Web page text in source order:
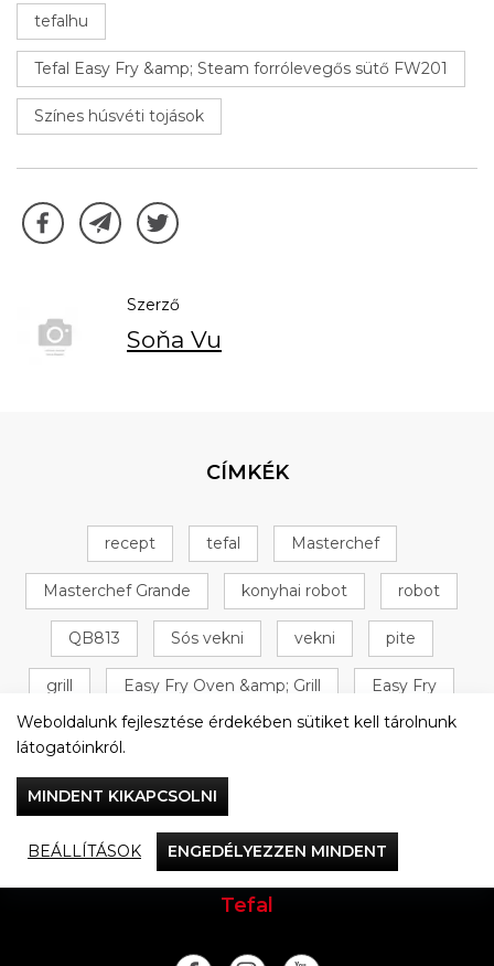
tefalhu
Tefal Easy Fry &amp; Steam forrólevegős sütő FW201
Színes húsvéti tojások
Szerző
Soňa Vu
CÍMKÉK
recept tefal Masterchef
Masterchef Grande konyhai robot robot
QB813 Sós vekni vekni pite
grill Easy Fry Oven &amp; Grill Easy Fry
Oven &amp; Grill + 16 következő
Vacsorázzunk együtt
Tefal
Weboldalunk fejlesztése érdekében sütiket kell tárolnunk
látogatóinkról.
MINDENT KIKAPCSOLNI
BEÁLLÍTÁSOK ENGEDÉLYEZZEN MINDENT